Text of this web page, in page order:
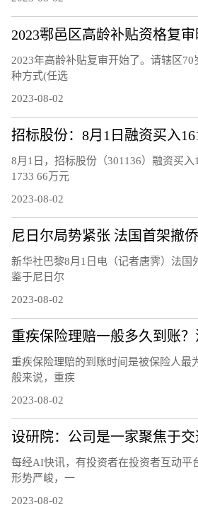
2023鄠邑区高龄补贴资格复
2023年高龄补贴复审开始了。请辖区
种方式(任选
2023-08-02
8月1日，招标股份（301136）融资买
1733 66万元
2023-08-02
尼日尔局势紧张 法国首架撤
新华社巴黎8月1日电（记者唐霁）法国
鉴于尼日尔
2023-08-02
重疾保险理赔一般多久到账？
重疾保险理赔的到账时间是被保险人最
般来说，重疾
2023-08-02
每经AI快讯，有投资者在投资者互动平
形势严峻，一
2023-08-02